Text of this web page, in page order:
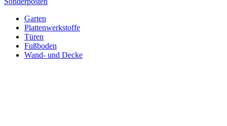
Garten
Plattenwerkstoffe
Türen
Fußboden
Wand- und Decke